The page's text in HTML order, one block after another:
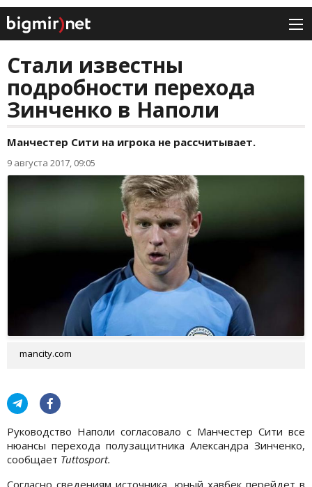
Стали известны
подробности перехода
Зинченко в Наполи
Манчестер Сити на игрока не рассчитывает.
9 августа 2017, 09:05
mancity.com
Руководство Наполи согласовало с Манчестер Сити все
нюансы перехода полузащитника Александра Зинченко,
сообщает Tuttosport.
Согласно сведениям источника, юный хавбек перейдет в